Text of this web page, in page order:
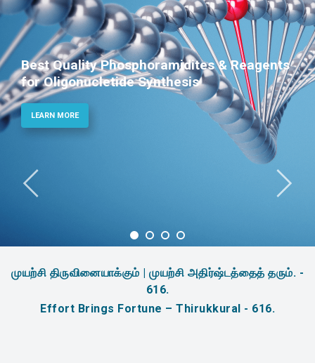
& Reagents
Phosphoramidites for
Therapeutic
LEARN MORE
முயற்சி திருவினையாக்கும் | முயற்சி அதிர்ஷ்டத்தைத் தரும். -
616.
Effort Brings Fortune – Thirukkural - 616.